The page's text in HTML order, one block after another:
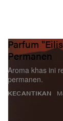
KECANTIKAN
Parfum
Permanen
Aroma khas ini
permanen.